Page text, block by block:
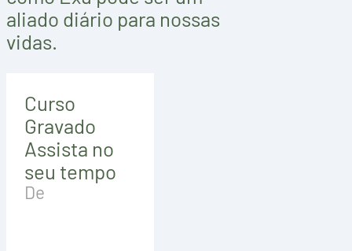
aliado diário para nossas
vidas.
Curso
Gravado
Assista no
seu tempo
De